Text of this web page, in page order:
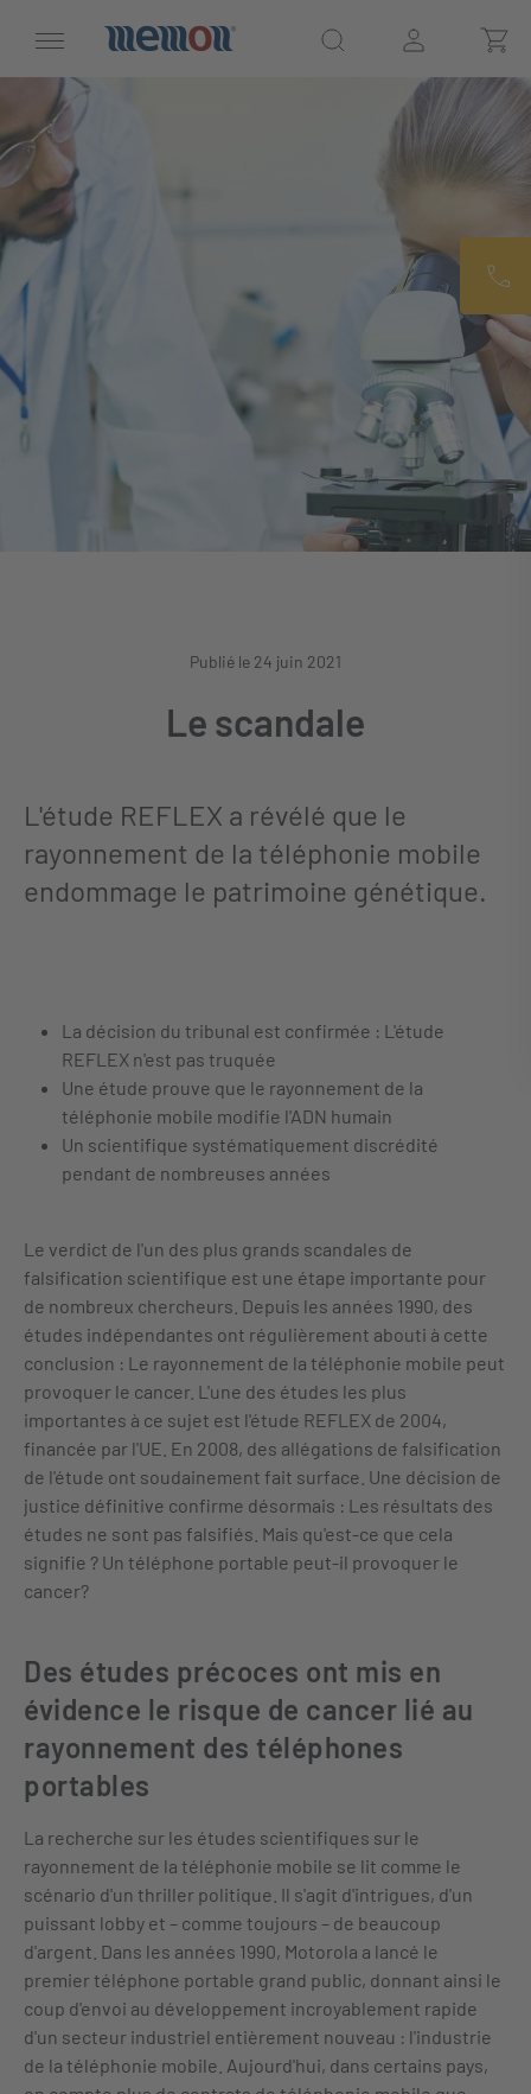
Publié le 24 juin 2021
Le scandale
L'étude REFLEX a révélé que le
rayonnement de la téléphonie mobile
endommage le patrimoine génétique.
La décision du tribunal est confirmée : L'étude
REFLEX n'est pas truquée
Une étude prouve que le rayonnement de la
téléphonie mobile modifie l'ADN humain
Un scientifique systématiquement discrédité
pendant de nombreuses années
Le verdict de l'un des plus grands scandales de
falsification scientifique est une étape importante pour
de nombreux chercheurs. Depuis les années 1990, des
études indépendantes ont régulièrement abouti à cette
conclusion : Le rayonnement de la téléphonie mobile peut
provoquer le cancer. L'une des études les plus
importantes à ce sujet est l'étude REFLEX de 2004,
financée par l'UE. En 2008, des allégations de falsification
de l'étude ont soudainement fait surface. Une décision de
justice définitive confirme désormais : Les résultats des
études ne sont pas falsifiés. Mais qu'est-ce que cela
signifie ? Un téléphone portable peut-il provoquer le
cancer?
Des études précoces ont mis en
évidence le risque de cancer lié au
rayonnement des téléphones
portables
La recherche sur les études scientifiques sur le
rayonnement de la téléphonie mobile se lit comme le
scénario d'un thriller politique. Il s'agit d'intrigues, d'un
puissant lobby et – comme toujours – de beaucoup
d'argent. Dans les années 1990, Motorola a lancé le
premier téléphone portable grand public, donnant ainsi le
coup d'envoi au développement incroyablement rapide
d'un secteur industriel entièrement nouveau : l'industrie
de la téléphonie mobile. Aujourd'hui, dans certains pays,